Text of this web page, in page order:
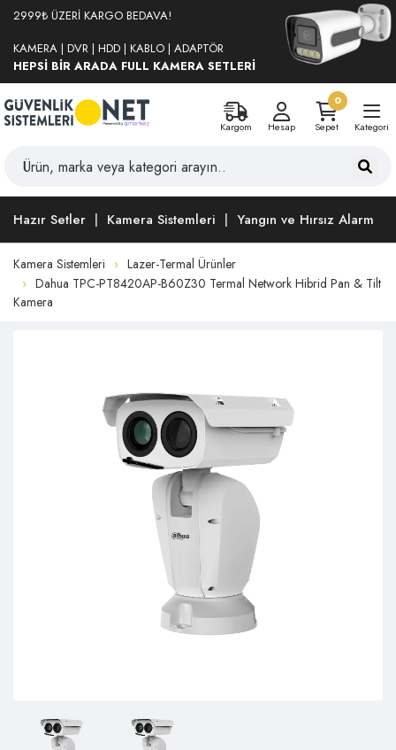
2999₺ ÜZERİ KARGO BEDAVA!
KAMERA | DVR | HDD | KABLO | ADAPTÖR
HEPSİ BİR ARADA FULL KAMERA SETLERİ
Kargom Hesap
0
Sepet
Kategori
Hazır Setler Kamera Sistemleri Yangın ve Hırsız Alarm
Kamera Sistemleri
Lazer-Termal Ürünler
Dahua TPC-PT8420AP-B60Z30 Termal Network Hibrid Pan & Tilt
Kamera